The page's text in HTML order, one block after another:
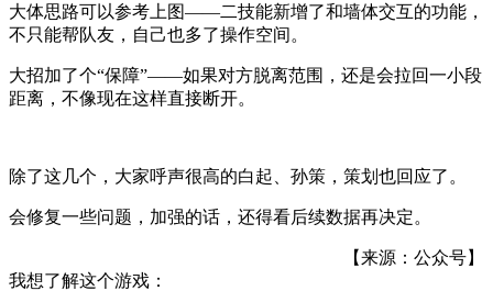
大体思路可以参考上图——二技能新增了和墙体交互的功能，
不只能帮队友，自己也多了操作空间。
大招加了个“保障”——如果对方脱离范围，还是会拉回一小段
距离，不像现在这样直接断开。
除了这几个，大家呼声很高的白起、孙策，策划也回应了。
会修复一些问题，加强的话，还得看后续数据再决定。
【来源：公众号】
我想了解这个游戏：